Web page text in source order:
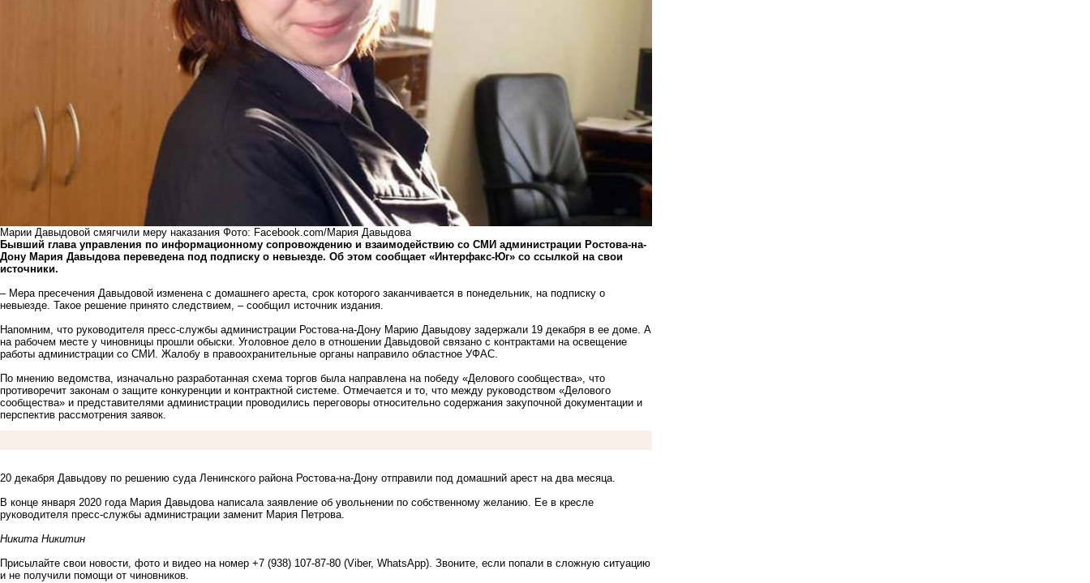
Марии Давыдовой смягчили меру наказания Фото: Facebook.com/Мария Давыдова
Бывший глава управления по информационному сопровождению и взаимодействию со СМИ администрации Ростова-на-
Дону Мария Давыдова переведена под подписку о невыезде. Об этом сообщает «Интерфакс-Юг» со ссылкой на свои
источники.
– Мера пресечения Давыдовой изменена с домашнего ареста, срок которого заканчивается в понедельник, на подписку о
невыезде. Такое решение принято следствием, – сообщил источник издания.
Напомним, что руководителя пресс-службы администрации Ростова-на-Дону Марию Давыдову задержали 19 декабря в ее доме. А
на рабочем месте у чиновницы прошли обыски. Уголовное дело в отношении Давыдовой связано с контрактами на освещение
работы администрации со СМИ. Жалобу в правоохранительные органы направило областное УФАС.
По мнению ведомства, изначально разработанная схема торгов была направлена на победу «Делового сообщества», что
противоречит законам о защите конкуренции и контрактной системе. Отмечается и то, что между руководством «Делового
сообщества» и представителями администрации проводились переговоры относительно содержания закупочной документации и
перспектив рассмотрения заявок.
20 декабря Давыдову по решению суда Ленинского района Ростова-на-Дону отправили под домашний арест на два месяца.
В конце января 2020 года Мария Давыдова написала заявление об увольнении по собственному желанию. Ее в кресле
руководителя пресс-службы администрации заменит Мария Петрова.
Никита Никитин
Присылайте свои новости, фото и видео на номер +7 (938) 107-87-80 (Viber, WhatsApp). Звоните, если попали в сложную ситуацию
и не получили помощи от чиновников.